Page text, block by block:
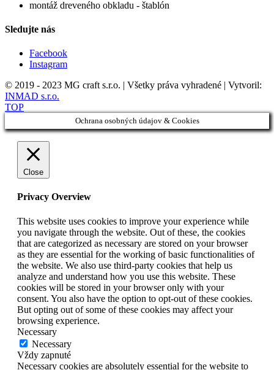
montáž dreveného obkladu - štablón
Sledujte nás
Facebook
Instagram
© 2019 - 2023 MG craft s.r.o. | Všetky práva vyhradené | Vytvoril:
INMAD s.r.o.
TOP
Ochrana osobných údajov & Cookies
Close
Privacy Overview
This website uses cookies to improve your experience while
you navigate through the website. Out of these, the cookies
that are categorized as necessary are stored on your browser
as they are essential for the working of basic functionalities of
the website. We also use third-party cookies that help us
analyze and understand how you use this website. These
cookies will be stored in your browser only with your
consent. You also have the option to opt-out of these cookies.
But opting out of some of these cookies may affect your
browsing experience.
Necessary
Necessary
Vždy zapnuté
Necessary cookies are absolutely essential for the website to